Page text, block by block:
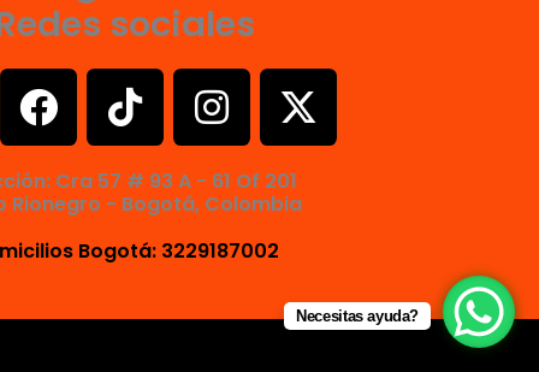
sociales
F
a
e
b
o
T
i
k
t
o
I
n
s
t
a
r
X
-
w
t
Cra 57 # 93 A - 61 Of 201
Rionegro - Bogotá, Colombia
Bogotá: 3229187002
Necesitas ayuda?